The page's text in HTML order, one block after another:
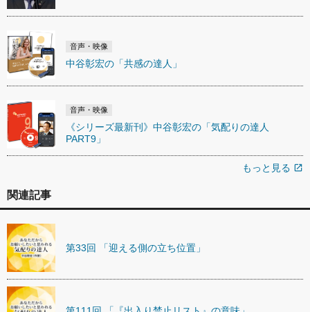
音声・映像
中谷彰宏の「共感の達人」
音声・映像
《シリーズ最新刊》中谷彰宏の「気配りの達人
PART9」
もっと見る open_in_new
関連記事
第33回 「迎える側の立ち位置」